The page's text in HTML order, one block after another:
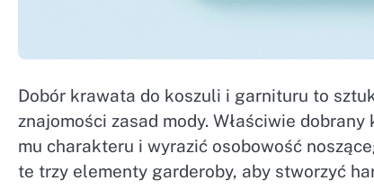
Dobór krawata do koszuli i garnituru to
znajomości zasad mody. Właściwie
mu charakteru i wyrazić osobowość
te trzy elementy garderoby, aby stworzyć